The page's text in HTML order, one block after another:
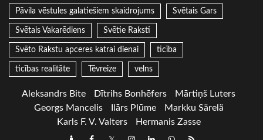
Pāvila vēstules galatiešiem skaidrojums Svētais Gars
Svētais Vakarēdiens Svētie Raksti
Svēto Rakstu apceres katrai dienai ticība
ticības realitāte Tēvreize velns
Aleksandrs Bite Dītrihs Bonhēfers
Mārtiņš Luters
Georgs Mancelis
Ilārs Plūme
Markku Särelä
Karls F. V. Valters
Hermanis Zasse